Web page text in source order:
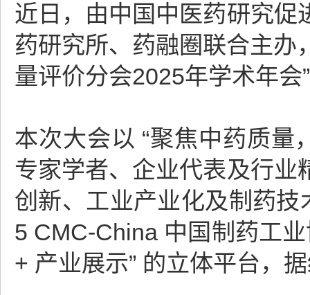
近日，由中国中医药研究促
药研究所、药融圈联合主办
量评价分会2025年学术年
本次大会以 “聚焦中药质量
专家学者、企业代表及行业
创新、工业产业化及制药
5 CMC-China 中国制药工
+ 产业展示” 的立体平台，